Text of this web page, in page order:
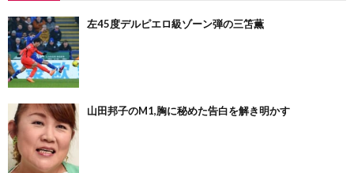
左45度デルピエロ級ゾーン弾の三笘薫
山田邦子のM1,胸に秘めた告白を解き明かす